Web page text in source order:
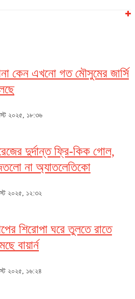
কেন এখনো গত মৌসুমের জার্সি
২০২৫, ১৮:৩৬
দুর্দান্ত ফ্রি-কিক গোল,
না অ্যাতলেতিকো
২০২৫, ১২:৩২
শিরোপা ঘরে তুলতে রাতে
বায়ার্ন
২০২৫, ১৬:২৪